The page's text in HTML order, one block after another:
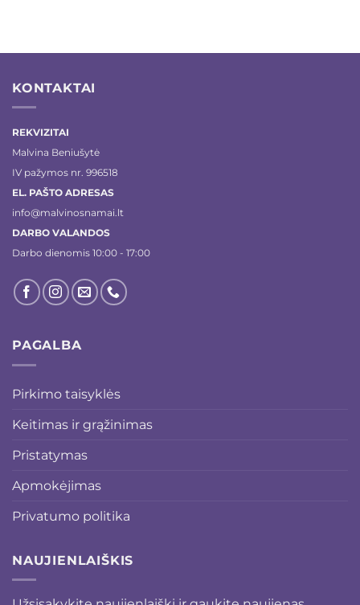
KONTAKTAI
REKVIZITAI
Malvina Beniušytė
IV pažymos nr. 996518
EL. PAŠTO ADRESAS
info@malvinosnamai.lt
DARBO VALANDOS
Darbo dienomis 10:00 - 17:00
PAGALBA
Pirkimo taisyklės
Keitimas ir grąžinimas
Pristatymas
Apmokėjimas
Privatumo politika
NAUJIENLAIŠKIS